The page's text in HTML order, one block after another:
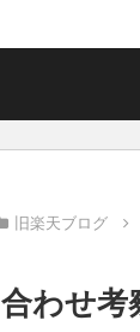
旧楽天ブログ
わせ